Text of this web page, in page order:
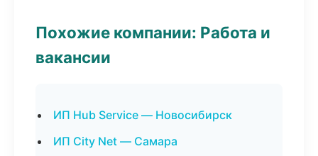
Похожие компании: Работа и
вакансии
ИП Hub Service — Новосибирск
ИП City Net — Самара